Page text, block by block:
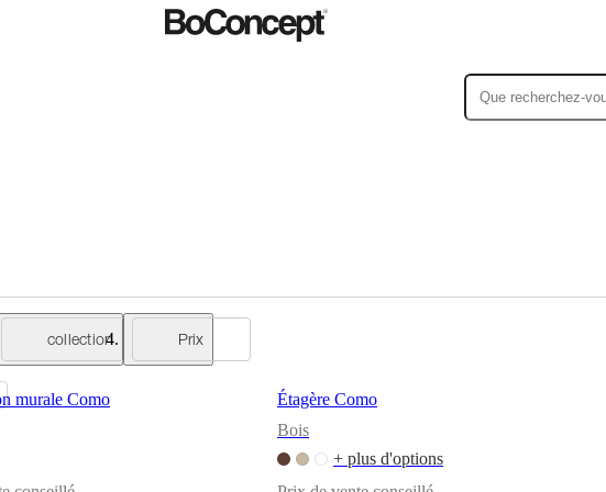
collection Prix
murale Como
Étagère Como
Bois
+ plus d'options